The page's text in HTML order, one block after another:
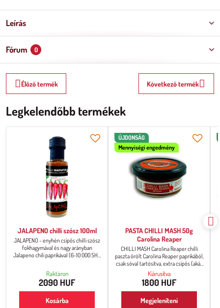
Leírás
Fórum 0
Élőző termék Következő termék
Legkelendőbb termékek
JALAPENO chilli szósz 100ml
JALAPENO - enyhén csípős chilli szósz
fokhagymával és nagy arányban
Jalapeno chili paprikával (6-10 000 SHU
önmagában, chipsekkel vagy nacho-val
családi vagy barátai körben.
Raktáron
2090 HUF
Kosárba
ÚJDONSÁG
Mennyiségi engedmény
PASTA CHILLI MASH 50g
Carolina Reaper
CHILLI MASH Carolina Reaper chilli
paszta őrölt Carolina Reaper paprikából,
csak sóval tartósítva, extra csípős (akár
2 millió SHU), közvetlen fogyasztásra.
Az állaga sűrű, pépes.
Kiárusítva
1800 HUF
Megjeleníteni